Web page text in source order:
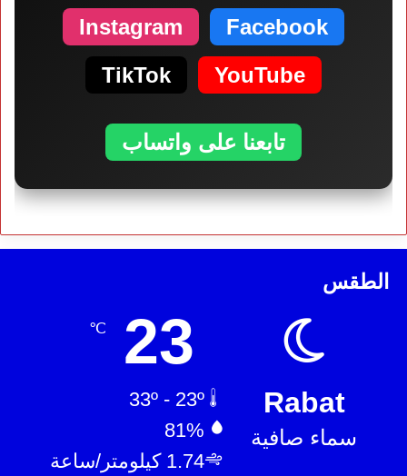
Facebook
Instagram
YouTube
TikTok
تابعنا على واتساب
الطقس
Rabat
سماء صافية
23
℃
81%
1.74 كيلومتر/ساعة